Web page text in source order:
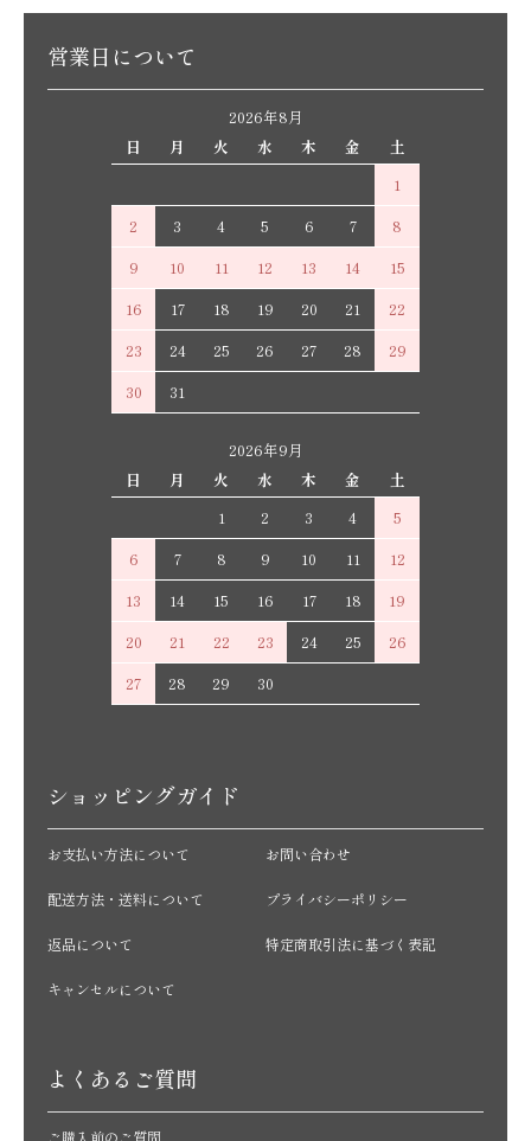
営業日について
2026年8月
日
月 火 水 木 金
土
1
2
3 4 5 6 7
8
9
10 11 12 13 14
15
16
17 18 19 20 21
22
23
24 25 26 27 28
29
30
31
2026年9月
日
月 火 水 木 金
土
1
2 3 4
5
6
7 8 9 10 11
12
13
14 15 16 17 18
19
20
21 22 23 24 25
26
27
28 29 30
ショッピングガイド
お支払い方法について
配送方法・送料について
返品について
キャンセルについて
お問い合わせ
プライバシーポリシー
特定商取引法に基づく表記
よくあるご質問